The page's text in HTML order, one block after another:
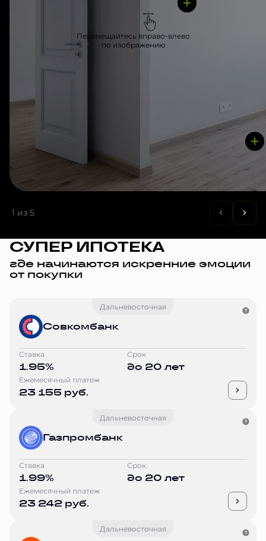
Перемещайтесь вправо-влево
по изображению
1 из 5
СУПЕР ИПОТЕКА
где начинаются искренние эмоции
от покупки
Дальневосточная
Совкомбанк
Ставка
1.95%
Срок
до 20 лет
Ежемесячный платеж
23 155 руб.
Дальневосточная
Газпромбанк
Ставка
1.99%
Срок
до 20 лет
Ежемесячный платеж
23 242 руб.
Дальневосточная